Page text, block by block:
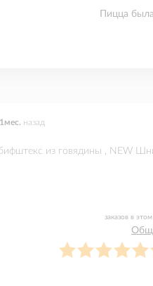
Пицца
назад
из говядины , NEW
заказов в